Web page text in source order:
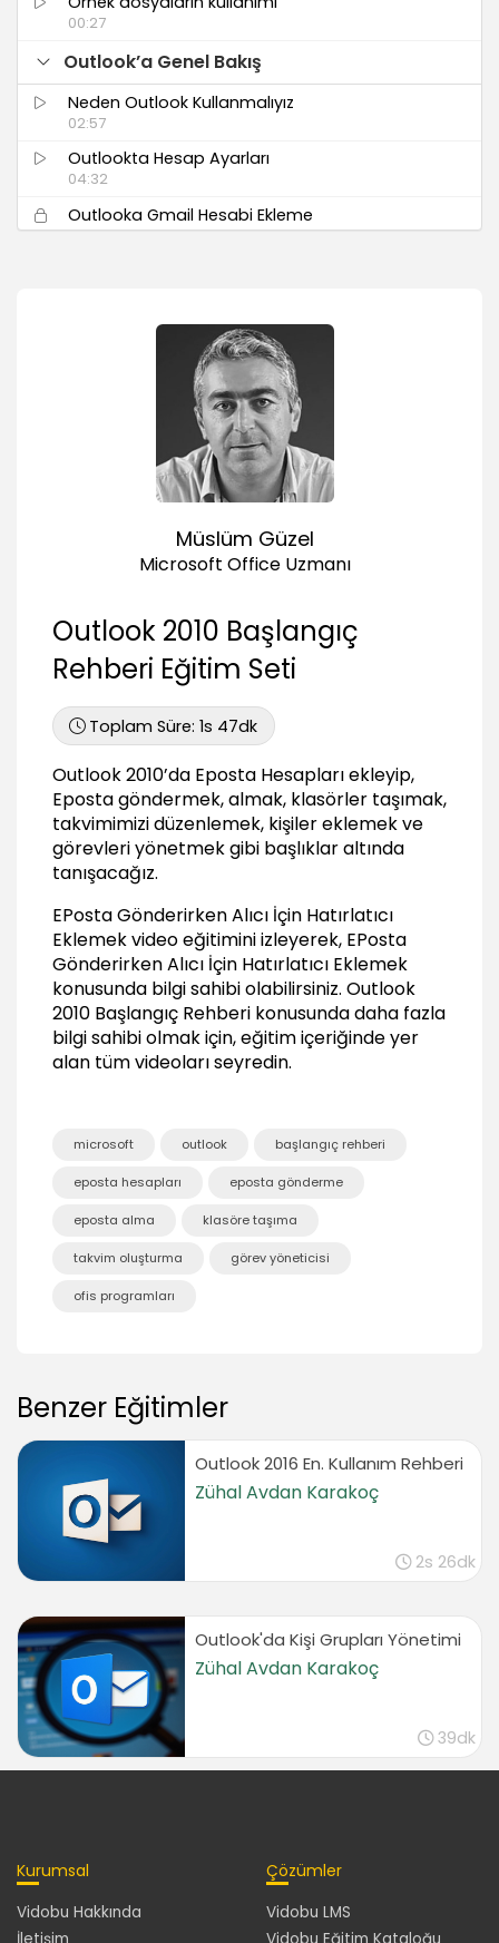
00:27
Outlook’a Genel Bakış
Neden Outlook Kullanmalıyız
02:57
Outlookta Hesap Ayarları
04:32
Outlooka Gmail Hesabi Ekleme
04:54
Birden Fazla Hesapları Yönetmek
Outlook’ta Çalışma Alanı
Program arayüzünü tanımak
Yeni Düğmesini Tanıyalım
Eposta İşlemleri
E Posta Alıcı İşlemleri
03:03
02:11
Gelen Epostayı Bir başka Kişiye Göndermek
01:36
Gelen Epostayı Tümüne Yanıtla ile Göndermek
01:39
Epostaya Dosya Eklemek
02:01
Epostaya Ekli Dosyaları Açmak Kaydetmek
01:53
Diğer Eposta İşlemleri
01:46
Kişiler (Adres Defteri)
Adres Defteri Hakkında
03:21
Eposta Üzerinden Yeni Kişi Eklemek
01:47
Kişi Aramak ve Güncellemek
Kişiler Ekranında Görünümler
Eposta İşlemleri 2
Kişiler Listesini Kullanarak EPosta Göndermek
02:12
EPostaya İmza Eklemek
03:11
Okuma Bölmesi işlemleri
01:44
EPostaları Gruplandırmak
01:15
Oluşturmak
Eposta Seçenekleri
Müslüm Güzel
Microsoft Office Uzmanı
Outlook 2010 Başlangıç
Rehberi Eğitim Seti
Toplam Süre:1s 47dk
Outlook 2010’da Eposta Hesapları ekleyip,
Eposta göndermek, almak, klasörler taşımak,
takvimimizi düzenlemek, kişiler eklemek ve
görevleri yönetmek gibi başlıklar altında
tanışacağız.
EPosta Gönderirken Alıcı İçin Hatırlatıcı
Eklemek video eğitimini izleyerek, EPosta
Gönderirken Alıcı İçin Hatırlatıcı Eklemek
konusunda bilgi sahibi olabilirsiniz. Outlook
2010 Başlangıç Rehberi konusunda daha fazla
bilgi sahibi olmak için, eğitim içeriğinde yer
alan tüm videoları seyredin.
microsoft outlook başlangıç rehberi
eposta hesapları eposta gönderme
eposta alma klasöre taşıma
takvim oluşturma görev yöneticisi
ofis programları
Benzer Eğitimler
Outlook 2016 En. Kullanım Rehberi
Zühal Avdan Karakoç
2s 26dk
Outlook'da Kişi Grupları Yönetimi
Zühal Avdan Karakoç
39dk
Kurumsal
Vidobu Hakkında
Çözümler
Vidobu LMS